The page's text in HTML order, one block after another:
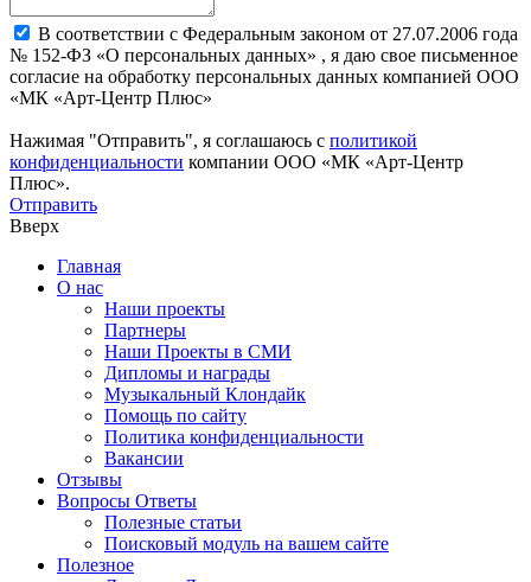
В соответствии с Федеральным законом от 27.07.2006 года
№ 152-ФЗ «О персональных данных» , я даю свое письменное
согласие на обработку персональных данных компанией ООО
«МК «Арт-Центр Плюс»
Нажимая "Отправить", я соглашаюсь с политикой
конфиденциальности компании ООО «МК «Арт-Центр
Плюс».
Отправить
Вверх
Главная
О нас
Наши проекты
Партнеры
Наши Проекты в СМИ
Дипломы и награды
Музыкальный Клондайк
Помощь по сайту
Политика конфиденциальности
Вакансии
Отзывы
Вопросы Ответы
Полезные статьи
Поисковый модуль на вашем сайте
Полезное